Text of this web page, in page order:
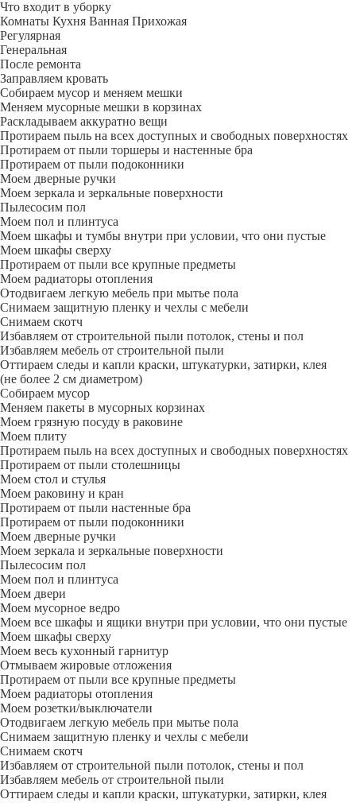
Что входит в уборку
Регу­лярная
Гене­ральная
После ремонта
Заправляем кровать
Собираем мусор и меняем мешки
Меняем мусорные мешки в корзинах
Раскладываем аккуратно вещи
Протираем пыль на всех доступных и свободных поверхностях
Протираем от пыли торшеры и настенные бра
Протираем от пыли подоконники
Моем дверные ручки
Моем зеркала и зеркальные поверхности
Пылесосим пол
Моем пол и плинтуса
Моем шкафы и тумбы внутри при условии, что они пустые
Моем шкафы сверху
Протираем от пыли все крупные предметы
Моем радиаторы отопления
Отодвигаем легкую мебель при мытье пола
Снимаем защитную пленку и чехлы с мебели
Снимаем скотч
Избавляем от строительной пыли потолок, стены и пол
Избавляем мебель от строительной пыли
Оттираем следы и капли краски, штукатурки, затирки, клея
(не более 2 см диаметром)
Собираем мусор
Меняем пакеты в мусорных корзинах
Моем грязную посуду в раковине
Моем плиту
Протираем пыль на всех доступных и свободных поверхностях
Протираем от пыли столешницы
Моем стол и стулья
Моем раковину и кран
Протираем от пыли настенные бра
Протираем от пыли подоконники
Моем дверные ручки
Моем зеркала и зеркальные поверхности
Пылесосим пол
Моем пол и плинтуса
Моем двери
Моем мусорное ведро
Моем все шкафы и ящики внутри при условии, что они пустые
Моем шкафы сверху
Моем весь кухонный гарнитур
Отмываем жировые отложения
Протираем от пыли все крупные предметы
Моем радиаторы отопления
Моем розетки/выключатели
Отодвигаем легкую мебель при мытье пола
Снимаем защитную пленку и чехлы с мебели
Снимаем скотч
Избавляем от строительной пыли потолок, стены и пол
Избавляем мебель от строительной пыли
Оттираем следы и капли краски, штукатурки, затирки, клея